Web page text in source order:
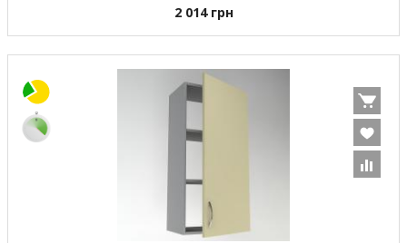
2 014 грн